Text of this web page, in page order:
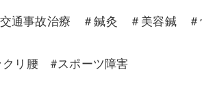
事故治療 ＃鍼灸 ＃美容鍼 ＃
リ腰 #スポーツ障害